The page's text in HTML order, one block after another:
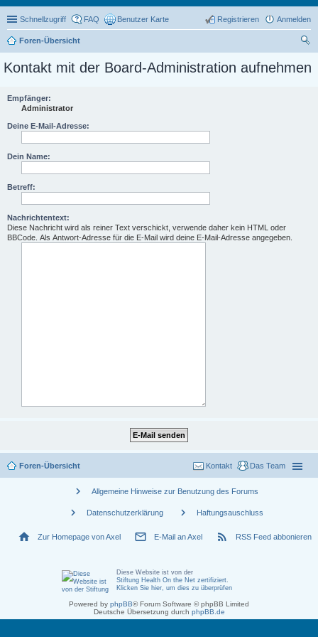
Schnellzugriff FAQ Benutzer Karte Anmelden
Registrieren
Foren-Übersicht
he
Kontakt mit der Board-Administration aufnehmen
Empfänger:
Administrator
Deine E-Mail-Adresse:
Dein Name:
Betreff:
Nachrichtentext:
Diese Nachricht wird als reiner Text verschickt, verwende daher kein HTML oder
BBCode. Als Antwort-Adresse für die E-Mail wird deine E-Mail-Adresse angegeben.
Foren-Übersicht Das Team
Kontakt
chevron_right Allgemeine Hinweise zur Benutzung des Forums
chevron_right Datenschutzerklärung chevron_right Haftungsauschluss
home Zur Homepage von Axel mail_outline E-Mail an Axel rss_feed RSS Feed abbonieren
Diese Website ist von der
Stiftung Health On the Net zertifiziert.
Klicken Sie hier, um dies zu überprüfen
Powered by phpBB® Forum Software © phpBB Limited
Deutsche Übersetzung durch phpBB.de